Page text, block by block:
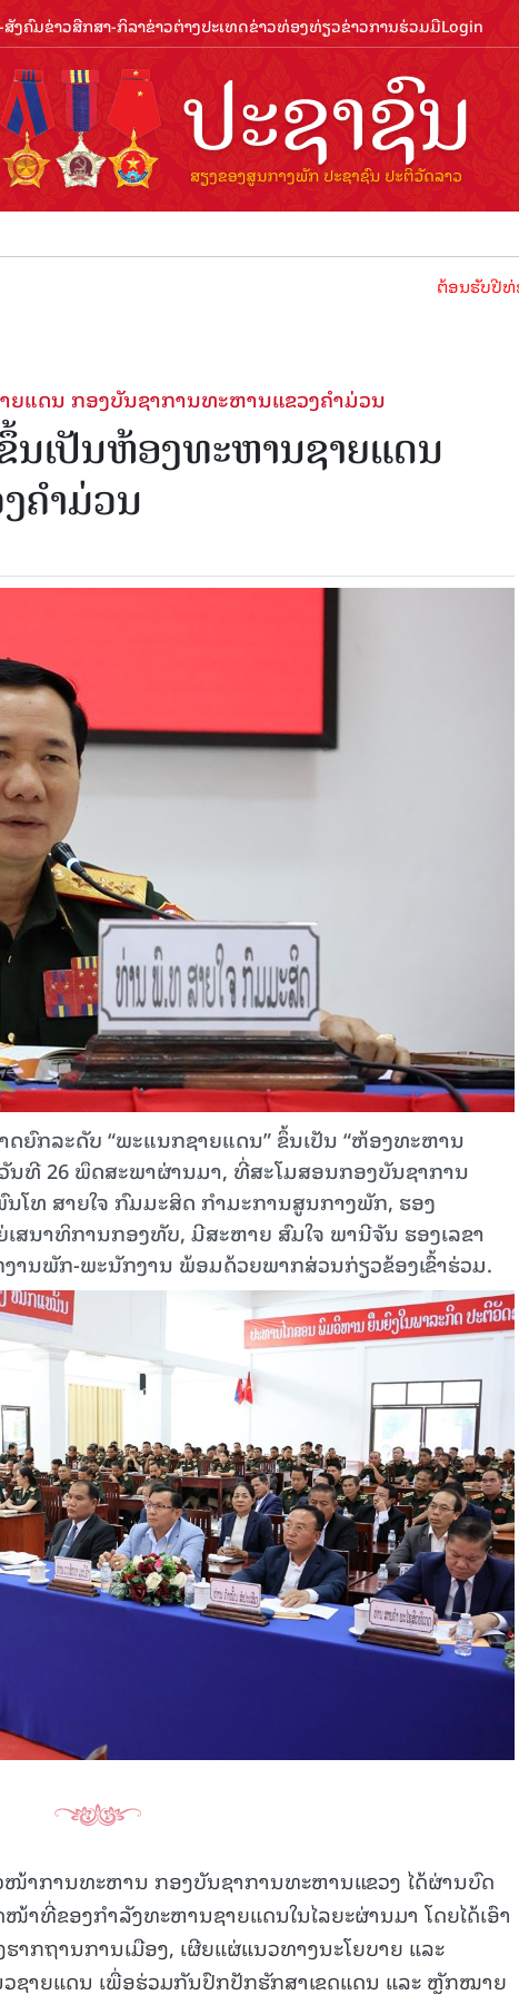
ງຄົມຂ່າວສືກສາ-ກິລາຂ່າວຕ່າງປະເທດຂ່າວທ່ອງທ່ຽວຂ່າວການຮ່ວມມືLogin
ຕ້ອນຮັບປີທ່ອງທ່ຽວ
ແດນ ກອງບັນຊາການທະຫານແຂວງຄຳມ່ວນ
ເປັນຫ້ອງທະຫານຊາຍແດນ
ຄຳມ່ວນ
ຍົກລະດັບ “ພະແນກຊາຍແດນ” ຂຶ້ນເປັນ “ຫ້ອງທະຫານ
ທີ 26 ພຶດສະພາຜ່ານມາ, ທີ່ສະໂມສອນກອງບັນຊາການ
ໂທ ສາຍໃຈ ກົມມະສິດ ກຳມະການສູນກາງພັກ, ຮອງ
ນາທິການກອງທັບ, ມີສະຫາຍ ສົມໃຈ ພານີຈັນ ຮອງເລຂາ
ານພັກ-ພະນັກງານ ພ້ອມດ້ວຍພາກສ່ວນກ່ຽວຂ້ອງເຂົ້າຮ່ວມ.
າການທະຫານ ກອງບັນຊາການທະຫານແຂວງ ໄດ້ຜ່ານບົດ
ທີ່ຂອງກຳລັງທະຫານຊາຍແດນໃນໄລຍະຜ່ານມາ ໂດຍໄດ້ເອົາ
າກຖານການເມືອງ, ເຜີຍແຜ່ແນວທາງນະໂຍບາຍ ແລະ
ຊາຍແດນ ເພື່ອຮ່ວມກັນປົກປັກຮັກສາເຂດແດນ ແລະ ຫຼັກໝາຍ
15.039(06-08-2026)